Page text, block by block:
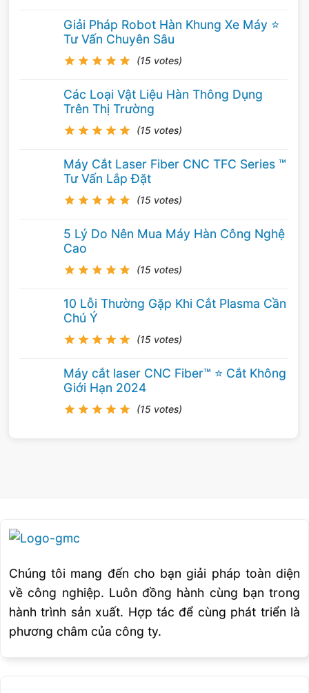
Giải Pháp Robot Hàn Khung Xe Máy ⭐️
Tư Vấn Chuyên Sâu
(15 votes)
Các Loại Vật Liệu Hàn Thông Dụng
Trên Thị Trường
(15 votes)
Máy Cắt Laser Fiber CNC TFC Series ™
Tư Vấn Lắp Đặt
(15 votes)
5 Lý Do Nên Mua Máy Hàn Công Nghệ
Cao
(15 votes)
10 Lỗi Thường Gặp Khi Cắt Plasma Cần
Chú Ý
(15 votes)
Máy cắt laser CNC Fiber™ ⭐️ Cắt Không
Giới Hạn 2024
(15 votes)
chuyển của nó, nó được sử dụng hàn những
mối hàn nhỏ, thép tấm mỏng.
MÁY HÀN MIG VÀ MÁY HÀN TIG 2024 ⭐️
CHÍNH HÃNG™
de lớn có khả năng lấp đầy khe hở hàn tốt hơn
de nhỏ do lỗi gá nắp của mối hàn gây ra. Nếu
ở de lớn sẽ thấp hơn so với de nhỏ do đó tốc
độ đắp thấp hơn, tuy nhiên với de lớn có thể
hàn ở cường độ dòng điện cao do đó tốc độ
ta mối hàn rộng ngấu sâu nên nó thích hợp với
hàn thép tấm dầy.Nếu tốc độ cấp dây mong
muốn cao hơn tốc độ động cơ cấp dây có thể
cấp được ta có thể thay bằng dây hàn có de
lớn hơn.
tốc độ đắp của điện cực mà nó ảnh hưởng chủ
và hình dáng bề mặt mối hàn.
Chúng tôi mang đến cho bạn giải pháp toàn diện
về công nghiệp. Luôn đồng hành cùng bạn trong
hành trình sản xuất. Hợp tác để cùng phát triển là
phương châm của công ty.